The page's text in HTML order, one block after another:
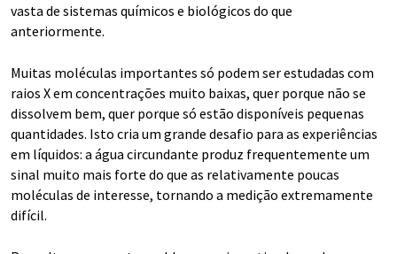
vasta de sistemas químicos e biológicos do que
anteriormente.
Muitas moléculas importantes só podem ser estudadas com
raios X em concentrações muito baixas, quer porque não se
dissolvem bem, quer porque só estão disponíveis pequenas
quantidades. Isto cria um grande desafio para as experiências
em líquidos: a água circundante produz frequentemente um
sinal muito mais forte do que as relativamente poucas
moléculas de interesse, tornando a medição extremamente
difícil.